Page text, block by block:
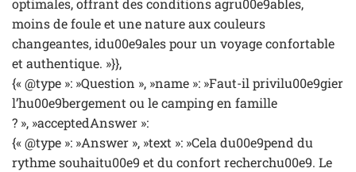
optimales, offrant des conditions agru00e9ables,
moins de foule et une nature aux couleurs
changeantes, idu00e9ales pour un voyage confortable
et authentique. »}},
{« @type »: »Question », »name »: »Faut-il privilu00e9gier
l’hu00e9bergement ou le camping en famille
? », »acceptedAnswer »:
{« @type »: »Answer », »text »: »Cela du00e9pend du
rythme souhaitu00e9 et du confort recherchu00e9. Le